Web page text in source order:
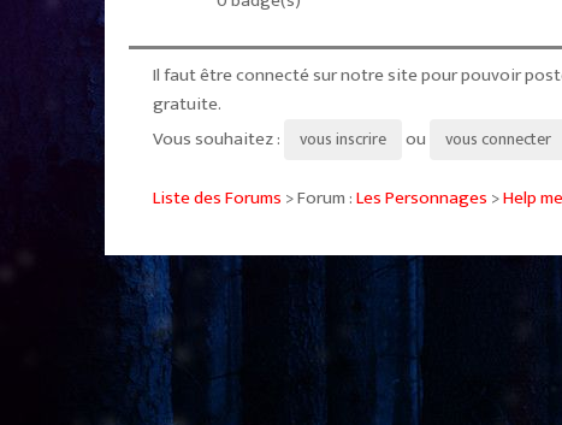
Il faut être connecté sur notre site pour pouvoir
gratuite.
Vous souhaitez :
vous inscrire ou vous connecter
Liste des Forums > Forum :Les Personnages >Help